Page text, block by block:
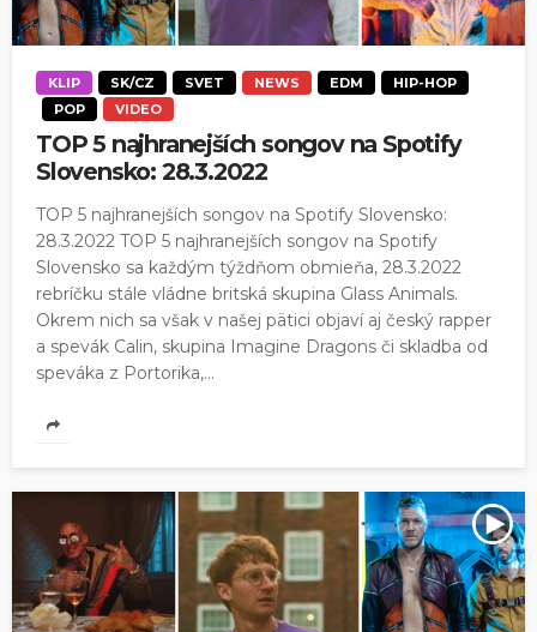
KLIP SK/CZ SVET NEWS EDM
HIP-HOP
POP
VIDEO
TOP 5 najhranejších songov na Spotify
Slovensko: 28.3.2022
TOP 5 najhranejších songov na Spotify Slovensko:
28.3.2022 TOP 5 najhranejších songov na Spotify
Slovensko sa každým týždňom obmieňa, 28.3.2022
rebríčku stále vládne britská skupina Glass Animals.
Okrem nich sa však v našej pätici objaví aj český rapper
a spevák Calin, skupina Imagine Dragons či skladba od
speváka z Portorika,...